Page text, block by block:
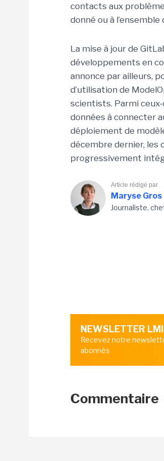
contacts aux
donné ou à
La mise à jour de
développements en
annonce par ailleurs,
d’utilisation de
scientists. Parmi
données à connecter
déploiement de
décembre dernier, les
progressivement
Article rédigé par
Maryse Gros
Journaliste,
NEWSLETTER LMI
Recevez notre
abonnés
Commentaire